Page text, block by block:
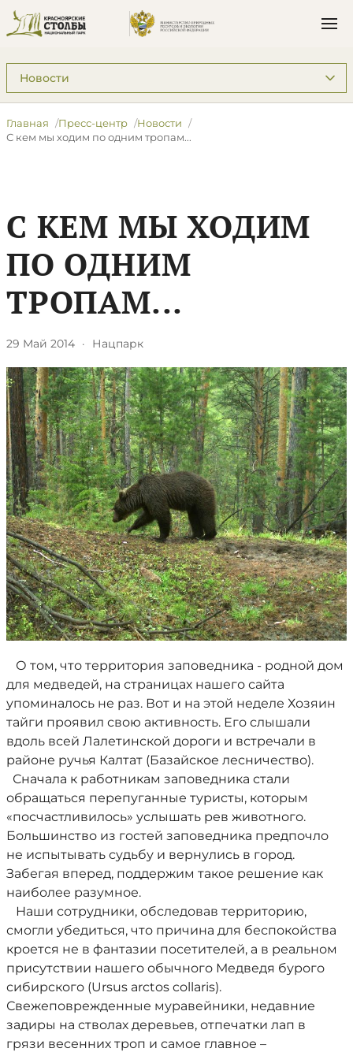
Подразделы: Пресс-центр
Главная Пресс-центр
Новости
С кем мы ходим по одним тропам...
С КЕМ МЫ ХОДИМ
ПО ОДНИМ
ТРОПАМ...
29 Май 2014 · Нацпарк
О том, что территория заповедника - родной дом
для медведей, на страницах нашего сайта
упоминалось не раз. Вот и на этой неделе Хозяин
тайги проявил свою активность. Его слышали
вдоль всей Лалетинской дороги и встречали в
районе ручья Калтат (Базайское лесничество).
Сначала к работникам заповедника стали
обращаться перепуганные туристы, которым
«посчастливилось» услышать рев животного.
Большинство из гостей заповедника предпочло
не испытывать судьбу и вернулись в город.
Забегая вперед, поддержим такое решение как
наиболее разумное.
Наши сотрудники, обследовав территорию,
смогли убедиться, что причина для беспокойства
кроется не в фантазии посетителей, а в реальном
присутствии нашего обычного Медведя бурого
сибирского (Ursus arctos collaris).
Свежеповрежденные муравейники, недавние
задиры на стволах деревьев, отпечатки лап в
грязи весенних троп и самое главное –